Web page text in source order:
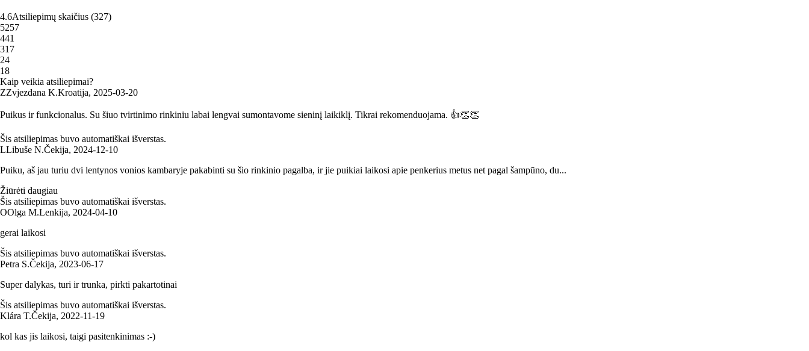
4.6Atsiliepimų skaičius (327)
5257
441
317
24
18
Kaip veikia atsiliepimai?
ZZvjezdana K.Kroatija, 2025‑03‑20
Puikus ir funkcionalus. Su šiuo tvirtinimo rinkiniu labai lengvai sumontavome sieninį laikiklį. Tikrai rekomenduojama. 👍👏👏
Šis atsiliepimas buvo automatiškai išverstas.
LLibuše N.Čekija, 2024‑12‑10
Puiku, aš jau turiu dvi lentynos vonios kambaryje pakabinti su šio rinkinio pagalba, ir jie puikiai laikosi apie penkerius metus net pagal šampūno, du...
Žiūrėti daugiau
Šis atsiliepimas buvo automatiškai išverstas.
OOlga M.Lenkija, 2024‑04‑10
gerai laikosi
Šis atsiliepimas buvo automatiškai išverstas.
Petra S.Čekija, 2023‑06‑17
Super dalykas, turi ir trunka, pirkti pakartotinai
Šis atsiliepimas buvo automatiškai išverstas.
Klára T.Čekija, 2022‑11‑19
kol kas jis laikosi, taigi pasitenkinimas :-)